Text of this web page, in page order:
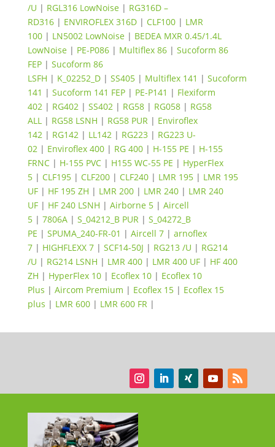
/U | RGL316 LowNoise| RG316D –
RD316| ENVIROFLEX 316D| CLF100| LMR
100| LN5002 LowNoise| BEDEA MXR 0.45/1.4L
LowNoise| PE-P086| Multiflex 86| Sucoform 86
FEP| Sucoform 86
LSFH | K_02252_D| SS405| Multiflex 141 | Sucoform
141 | Sucoform 141 FEP| PE-P141 | Flexiform
402 | RG402 | SS402 | RG58| RG058| RG58
ALL | RG58 LSNH | RG58 PUR | Enviroflex
142 | RG142 | LL142 | RG223| RG223 U-
02 | Enviroflex 400| RG 400| H-155 PE | H-155
FRNC| H-155 PVC| H155 WC-55 PE | HyperFlex
5| CLF195| CLF200| CLF240| LMR 195| LMR 195
UF| HF 195 ZH | LMR 200| LMR 240| LMR 240
UF| HF 240 LSNH | Airborne 5| Aircell
5| 7806A| S_04212_B PUR | S_04272_B
PE | SPUMA_240-FR-01 | Aircell 7| arnoflex
7| HIGHFLEXX 7| SCF14-50J | RG213 /U | RG214
/U | RG214 LSNH | LMR 400| LMR 400 UF| HF 400
ZH | HyperFlex 10| Ecoflex 10| Ecoflex 10
Plus | Aircom Premium | Ecoflex 15| Ecoflex 15
plus | LMR 600| LMR 600 FR |